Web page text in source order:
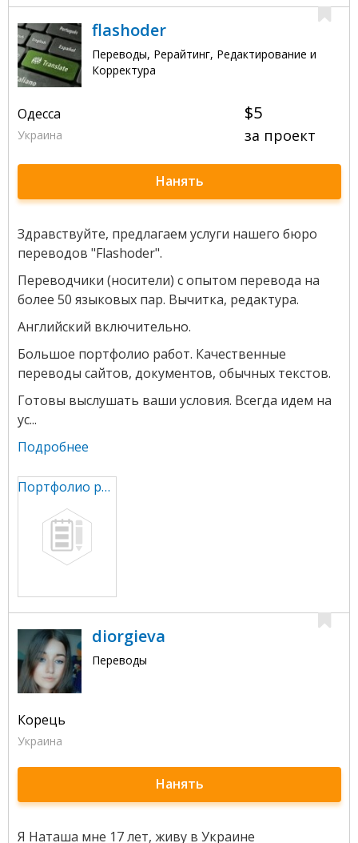
flashoder
Переводы, Рерайтинг, Редактирование и
Корректура
Одесса
Украина
$5
за проект
Нанять
Здравствуйте, предлагаем услуги нашего бюро
переводов "Flashoder".
Переводчики (носители) с опытом перевода на
более 50 языковых пар. Вычитка, редактура.
Английский включительно.
Большое портфолио работ. Качественные
переводы сайтов, документов, обычных текстов.
Готовы выслушать ваши условия. Всегда идем на
ус...
Подробнее
Портфолио работ на более 50 языковых пар.
diorgieva
Переводы
Корець
Украина
Нанять
Я Наташа мне 17 лет, живу в Украине